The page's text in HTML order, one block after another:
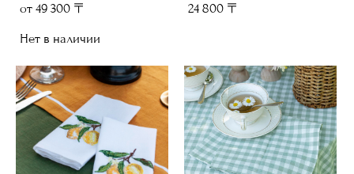
от 49 300 〒
Нет в наличии
24 800 〒